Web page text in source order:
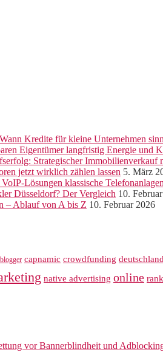
Kredite für kleine Unternehmen
Eigentümer langfristig Energie und
Strategischer Immobilienverkauf
jetzt wirklich zählen lassen 5. März
Lösungen klassische
Düsseldorf? Der Vergleich 10.
– Ablauf von A bis Z 10. Februar 2026
blogger capnamic crowdfunding deutschland
native advertising online
vor Bannerblindheit und